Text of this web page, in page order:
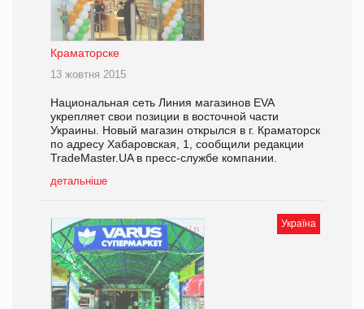
Краматорске
13 жовтня 2015
Национальная сеть Линия магазинов EVA
укрепляет свои позиции в восточной части
Украины. Новый магазин открылся в г. Краматорск
по адресу Хабаровская, 1, сообщили редакции
TradeMaster.UA в пресс-службе компании.
детальніше
Україна